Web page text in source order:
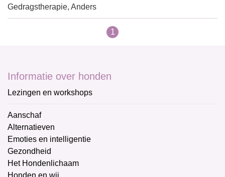
Gedragstherapie, Anders
1
Informatie over honden
Lezingen en workshops
Aanschaf
Alternatieven
Emoties en intelligentie
Gezondheid
Het Hondenlichaam
Honden en wij